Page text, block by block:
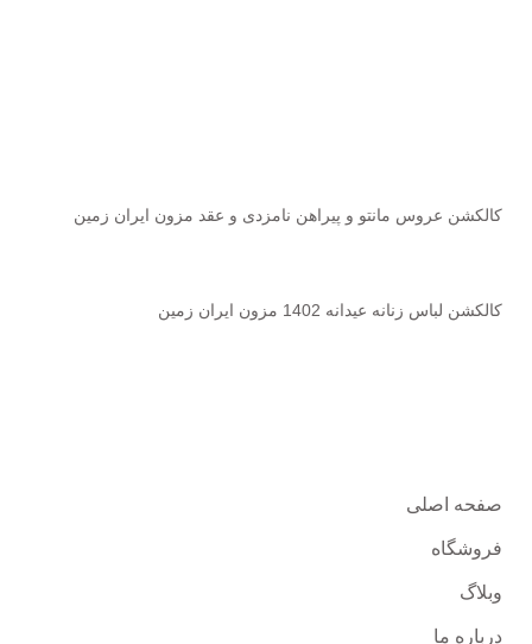
کالکشن عروس مانتو و پیراهن نامزدی و عقد مزون ایران زمین
کالکشن لباس زنانه عیدانه 1402 مزون ایران زمین
صفحه اصلی
فروشگاه
وبلاگ
درباره ما